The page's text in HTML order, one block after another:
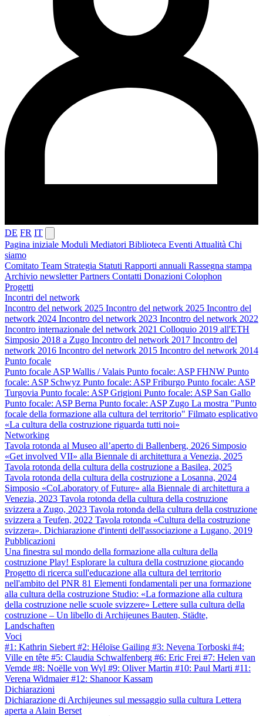
DE FR IT
Pagina iniziale Moduli Mediatori Biblioteca Eventi Attualità Chi
siamo
Comitato Team Strategia Statuti Rapporti annuali Rassegna stampa
Archivio newsletterPartners Contatti Donazioni Colophon
Progetti
Incontri del network
Incontro del network 2025 Incontro del network 2025 Incontro del
network 2024 Incontro del network 2023 Incontro del network 2022
Incontro internazionale del network 2021 Colloquio 2019 all'ETH
Simposio 2018 a Zugo Incontro del network 2017 Incontro del
network 2016 Incontro del network 2015 Incontro del network 2014
Punto focale
Punto focale ASP Wallis / Valais Punto focale: ASP FHNW Punto
focale: ASP Schwyz Punto focale: ASP Friburgo Punto focale: ASP
Turgovia Punto focale: ASP Grigioni Punto focale: ASP San Gallo
Punto focale: ASP Berna Punto focale: ASP Zugo La mostra "Punto
focale della formazione alla cultura del territorio" Filmato esplicativo
«La cultura della costruzione riguarda tutti noi»
Networking
Tavola rotonda al Museo all’aperto di Ballenberg, 2026 Simposio
«Get involved VII» alla Biennale di architettura a Venezia, 2025
Tavola rotonda della cultura della costruzione a Basilea, 2025
Tavola rotonda della cultura della costruzione a Losanna, 2024
Simposio «CoLaboratory of Future» alla Biennale di architettura a
Venezia, 2023 Tavola rotonda della cultura della costruzione
svizzera a Zugo, 2023 Tavola rotonda della cultura della costruzione
svizzera a Teufen, 2022 Tavola rotonda «Cultura della costruzione
svizzera». Dichiarazione d'intenti dell'associazione a Lugano, 2019
Pubblicazioni
Una finestra sul mondo della formazione alla cultura della
costruzione Play! Esplorare la cultura della costruzione giocando
Progetto di ricerca sull'educazione alla cultura del territorio
nell'ambito del PNR 81 Elementi fondamentali per una formazione
alla cultura della costruzione Studio: «La formazione alla cultura
della costruzione nelle scuole svizzere» Lettere sulla cultura della
costruzione – Un libello di Archijeunes Bauten, Städte,
Landschaften
Voci
#1: Kathrin Siebert #2: Héloïse Gailing #3: Nevena Torboski #4:
Ville en tête #5: Claudia Schwalfenberg #6: Eric Frei #7: Helen van
Vemde #8: Noëlle von Wyl #9: Oliver Martin #10: Paul Marti #11:
Verena Widmaier#12: Shanoor Kassam
Dichiarazioni
Dichiarazione di Archijeunes sul messaggio sulla cultura Lettera
aperta a Alain Berset